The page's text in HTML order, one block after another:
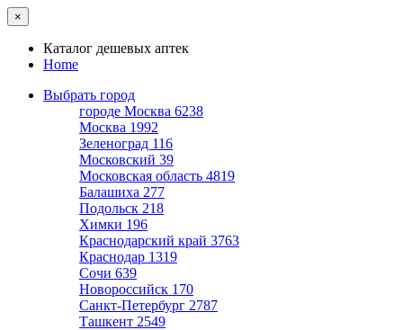
×
Каталог дешевых аптек
Home
Выбрать город
городе Москва 6238
Москва 1992
Зеленоград 116
Московский 39
Московская область 4819
Балашиха 277
Подольск 218
Химки 196
Краснодарский край 3763
Краснодар 1319
Сочи 639
Новороссийск 170
Санкт-Петербург 2787
Ташкент 2549